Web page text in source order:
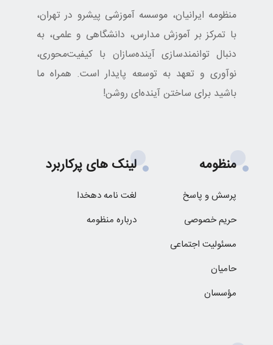
منظومه ایرانیان، موسسه آموزشی پیشرو در تهران،
با تمرکز بر آموزش مدارس، دانشگاهی و علمی، به
دنبال توانمندسازی آینده‌سازان با کیفیت‌محوری،
نوآوری و تعهد به توسعه پایدار است. همراه ما
باشید برای ساختن آینده‌ای روشن!
منظومه
پرسش و پاسخ
حریم خصوصی
مسئولیت اجتماعی
حامیان
مؤسسان
لینک های پرکاربرد
لغت نامه دهخدا
درباره منظومه